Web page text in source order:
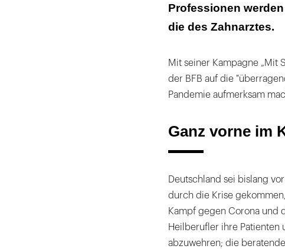
Professionen
die des Zahnarztes.
Mit seiner Kampagne „Mit
der BFB auf die
Pandemie aufmerksam
Ganz vorne im
Deutschland sei bislang
durch die Krise
Kampf gegen Corona und
Heilberufler ihre Patienten
abzuwehren; die